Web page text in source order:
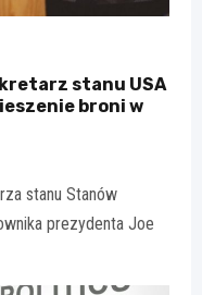
stanu USA
broni w
stanu Stanów
prezydenta Joe